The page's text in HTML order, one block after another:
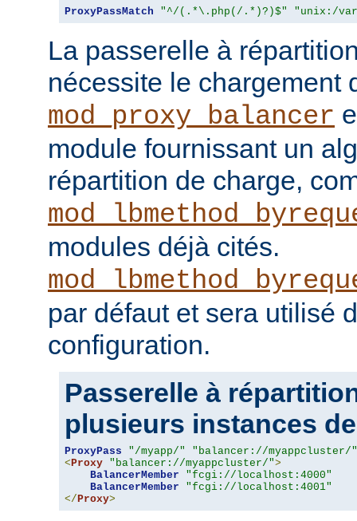
ProxyPassMatch "^/(.*\.php(/.*)?)$" "unix:/
La passerelle à
nécessite le chargement
mod_proxy_balancer
module fournissant un
répartition de charge,
modules déjà cités.
par défaut et sera utilisé
configuration.
Passerelle à
plusieurs instances
ProxyPass "/myapp/"
"balancer://myappcluster/"
< Proxy "balancer://myappcluster/">
BalancerMember
"fcgi://localhost:4000"
BalancerMember
"fcgi://localhost:4001"
</ Proxy>